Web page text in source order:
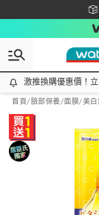
激推換購優惠價！立即
激推換購優惠價！
首頁/臉部保養/面膜/美白